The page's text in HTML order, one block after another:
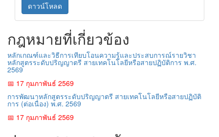
ดาวน์โหลด
กฎหมายที่เกี่ยวข้อง
หลักเกณฑ์และวิธีการเทียบโอนความรู้และประสบการณ์รายวิชา
หลักสูตรระดับปริญญาตรี สายเทคโนโลยีหรือสายปฏิบัติการ พ.ศ.
2569
📅 17 กุมภาพันธ์ 2569
การพัฒนาหลักสูตรระดับปริญญาตรี สายเทคโนโลยีหรือสายปฏิบัติ
การ (ต่อเนื่อง) พ.ศ. 2569
📅 17 กุมภาพันธ์ 2569